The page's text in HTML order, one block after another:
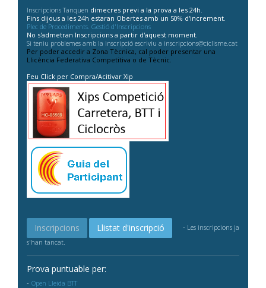
Inscripcions Tanquen dimecres previ a la prova a les 24h.
Fins dijous a les 24h estaran Obertes amb un 50% d'increment.
Plec de Procediments. Gestió d'Inscripcions
No s'admetran Inscripcions a partir d'aquest moment.
Si teniu problemes amb la inscripció escriviu a inscripcions@ciclisme.cat
Per poder accedir a Zona Tècnica, cal poder presentar una
Llicència Federativa Competitiva o de Tècnic.
Feu Click per Compra/Acitivar Xip
Inscripcions Llistat d'inscripció
- Les inscripcions ja
s'han tancat.
Prova puntuable per:
Open Lleida BTT